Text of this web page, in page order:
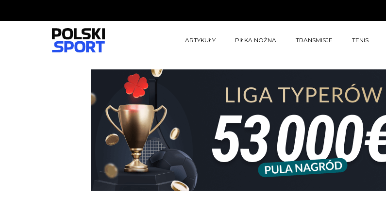
ARTYKUŁY PIŁKA NOŻNA TRANSMISJE TENIS